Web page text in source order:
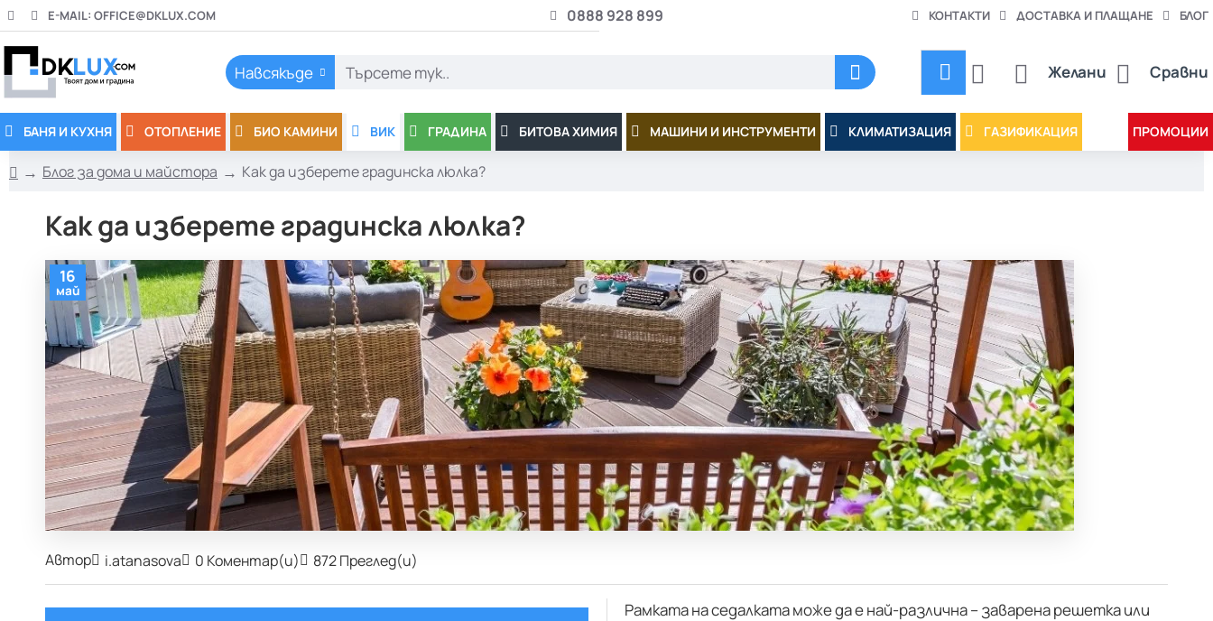
E-MAIL: OFFICE@DKLUX.COM 0888 928 899 КОНТАКТИ ДОСТАВКА И ПЛАЩАНЕ БЛОГ
Навсякъде
Търсете
Желани Сравни
БАНЯ И КУХНЯ ОТОПЛЕНИЕ БИО КАМИНИ ВИК ГРАДИНА БИТОВА ХИМИЯ МАШИНИ И ИНСТРУМЕНТИ КЛИМАТИЗАЦИЯ ГАЗИФИКАЦИЯ ПРОМОЦИИ
Блог за дома и майстора Как да изберете градинска люлка?
Как да изберете градинска люлка?
16
май
Автор i.atanasova 0 Коментар(и) 872 Преглед(и)
Рамката на седалката може да е най-различна – заварена решетка или